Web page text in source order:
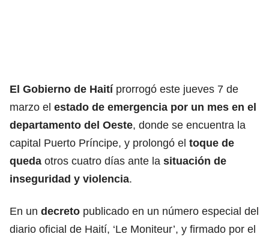
El Gobierno de Haití prorrogó este jueves 7 de
marzo el estado de emergencia por un mes en el
departamento del Oeste, donde se encuentra la
capital Puerto Príncipe, y prolongó el toque de
queda otros cuatro días ante la situación de
inseguridad y violencia.
En un decreto publicado en un número especial del
diario oficial de Haití, ‘Le Moniteur’, y firmado por el